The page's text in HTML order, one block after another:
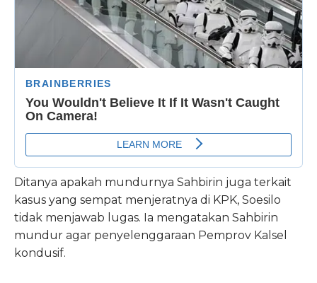
Ditanya apakah mundurnya Sahbirin juga terkait
kasus yang sempat menjeratnya di KPK, Soesilo
tidak menjawab lugas. Ia mengatakan Sahbirin
mundur agar penyelenggaraan Pemprov Kalsel
kondusif.